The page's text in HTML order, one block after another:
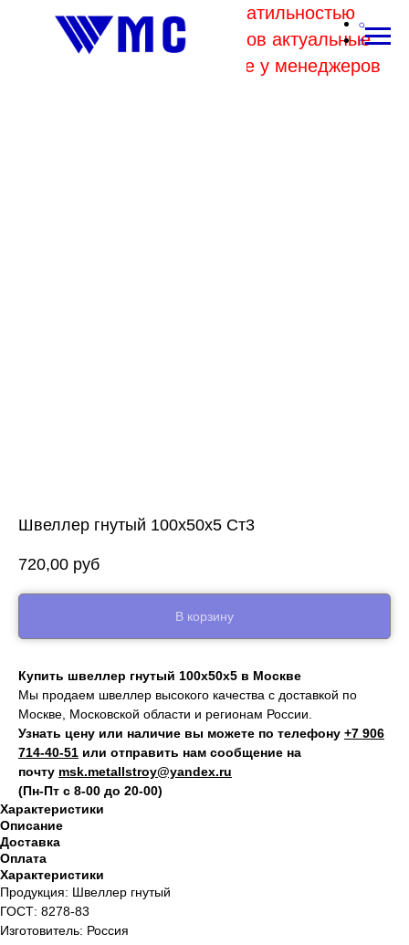
В связи с высокой волатильностью
отпускных цен комбинатов актуальные
цены на металл уточняйте у менеджеров
Швеллер гнутый 100x50x5 Ст3
720,00 руб
В корзину
Купить швеллер гнутый 100x50x5 в Москве
Мы продаем швеллер высокого качества с доставкой по
Москве, Московской области и регионам России.
Узнать цену или наличие вы можете по телефону +7 906
714‑40-51 или отправить нам сообщение на
почту msk.metallstroy@yandex.ru
(Пн-Пт с 8-00 до 20-00)
Характеристики
Описание
Доставка
Оплата
Характеристики
Продукция: Швеллер гнутый
ГОСТ: 8278-83
Изготовитель: Россия